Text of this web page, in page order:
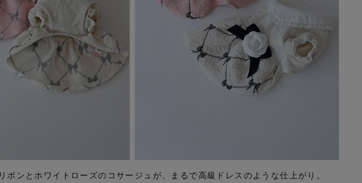
ボンとホワイトローズのコサージュが、まるで高級ドレスのような仕上がり。